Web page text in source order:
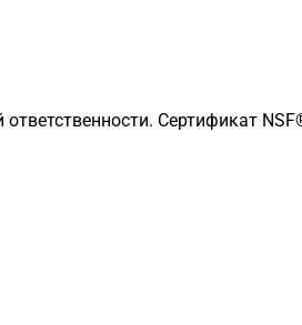
Сертификат